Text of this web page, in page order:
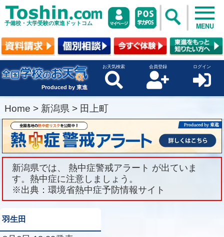
予備校・大学受験の東進ドットコム MENU
Produced by 東進
お天気検索 会員登録 ログイン
Home > 新潟県 > 田上町
新潟県では、 熱中症警戒アラート が出ていま
す。熱中症に注意しましょう。
※出典：環境省熱中症予防情報サイト
羽生田